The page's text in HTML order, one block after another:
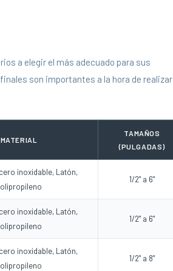
a elegir el más adecuado para sus
son importantes a la hora de realizar
MATERIAL
TAMAÑOS
(PULGADAS)
inoxidable, Latón,
1/2" a 6"
inoxidable, Latón,
1/2" a 6"
inoxidable, Latón,
1/2" a 8"